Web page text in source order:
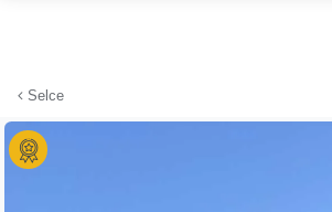
Selce